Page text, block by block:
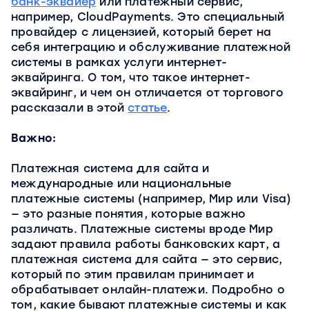
например, CloudPayments. Это специальный
провайдер с лицензией, который берет на
себя интеграцию и обслуживание платежной
системы в рамках услуги интернет-
эквайринга. О том, что такое интернет-
эквайринг, и чем он отличается от торгового
рассказали в этойстатье.
Важно:
Платежная система для сайта и
международные или национальные
платежные системы (например, Мир или Visa)
— это разные понятия, которые важно
различать. Платежные системы вроде Мир
задают правила работы банковских карт, а
платежная система для сайта — это сервис,
который по этим правилам принимает и
обрабатывает онлайн-платежи. Подробно о
том, какие бывают платежные системы и как